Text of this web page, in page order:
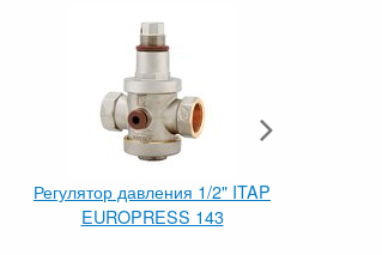
Регулятор давления 1/2" ITAP
EUROPRESS 143